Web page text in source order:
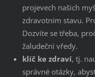
projevech našich
zdravotním stavu.
Dozvíte se třeba,
žaludeční vředy.
klíč ke zdraví, tj.
správné otázky,